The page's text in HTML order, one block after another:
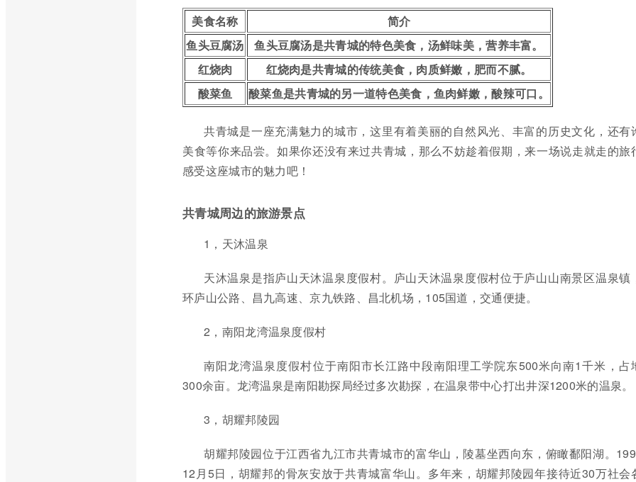
美食名称
简介
鱼头豆腐汤
鱼头豆腐汤是共青城的特色美食，汤鲜味美，营养丰富。
红烧肉
红烧肉是共青城的传统美食，肉质鲜嫩，肥而不腻。
酸菜鱼
酸菜鱼是共青城的另一道特色美食，鱼肉鲜嫩，酸辣可口。
共青城是一座充满魅力的城市，这里有着美丽的自然风光、丰富的历史文化，还有
美食等你来品尝。如果你还没有来过共青城，那么不妨趁着假期，来一场说走就走的旅
感受这座城市的魅力吧！
共青城周边的旅游景点
1，天沐温泉
天沐温泉是指庐山天沐温泉度假村。庐山天沐温泉度假村位于庐山山南景区温泉镇
环庐山公路、昌九高速、京九铁路、昌北机场，105国道，交通便捷。
2，南阳龙湾温泉度假村
南阳龙湾温泉度假村位于南阳市长江路中段南阳理工学院东500米向南1千米，占
300余亩。龙湾温泉是南阳勘探局经过多次勘探，在温泉带中心打出井深1200米的温泉。
3，胡耀邦陵园
胡耀邦陵园位于江西省九江市共青城市的富华山，陵墓坐西向东，俯瞰鄱阳湖。
12月5日，胡耀邦的骨灰安放于共青城富华山。多年来，胡耀邦陵园年接待近30万社会